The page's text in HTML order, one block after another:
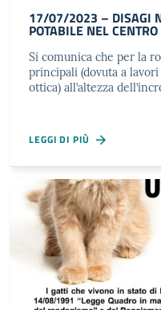
17/07/2023 – DISAGI
POTABILE NEL
Si comunica che per la
principali (dovuta a
ottica) all’altezza
LEGGI DI PIÙ